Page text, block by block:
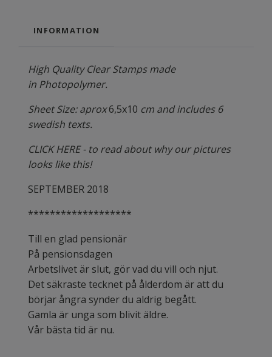
INFORMATION
High Quality Clear Stamps made
in Photopolymer.
Sheet Size: aprox6,5x10 cm and includes 6
swedish texts.
CLICK HERE - to read about why our pictures
looks like this!
SEPTEMBER 2018
*******************
Till en glad pensionär
På pensionsdagen
Arbetslivet är slut, gör vad du vill och njut.
Det säkraste tecknet på ålderdom är att du
börjar ångra synder du aldrig begått.
Gamla är unga som blivit äldre.
Vår bästa tid är nu.